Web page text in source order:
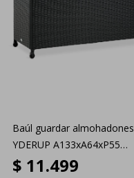
Baúl guardar almohadones
YDERUP A133xA64xP55
negro
$ 11.499